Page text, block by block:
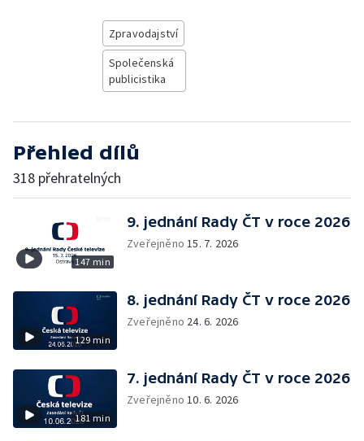
Zpravodajství
Společenská
publicistika
Přehled dílů
318 přehratelných
147 min
9. jednání Rady ČT v roce 2026
Zveřejněno15. 7. 2026
129 min
8. jednání Rady ČT v roce 2026
Zveřejněno 24. 6. 2026
181 min
7. jednání Rady ČT v roce 2026
Zveřejněno10. 6. 2026